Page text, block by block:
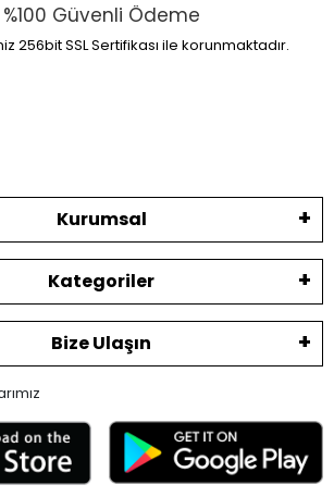
%100 Güvenli Ödeme
256bit SSL Sertifikası ile korunmaktadır.
Kurumsal
Kategoriler
Bize Ulaşın